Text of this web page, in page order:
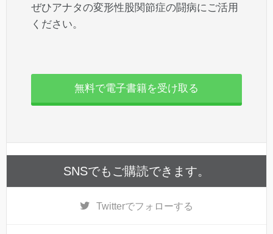
ぜひアナタの変形性股関節症の闘病にご活用
ください。
無料で電子書籍を受け取る
SNSでもご購読できます。
Twitterでフォローする